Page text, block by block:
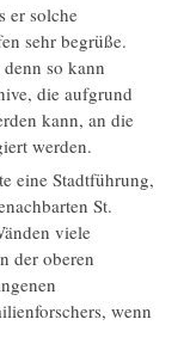
er solche
sehr begrüße.
so kann
die aufgrund
kann, an die
werden.
eine Stadtführung,
St.
viele
der oberen
wenn